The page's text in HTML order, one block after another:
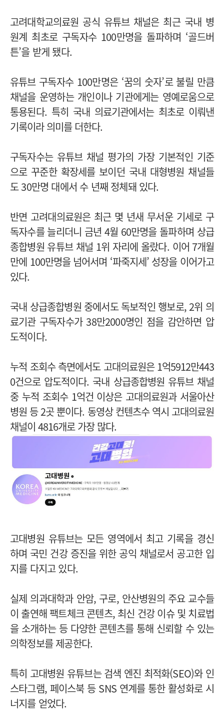
고려대학교의료원 공식 유튜브 채널은 최근 국내 병
원계 최초로 구독자수 100만명을 돌파하며 ‘골드버
튼’을 받게 됐다.
유튜브 구독자수 100만명은 ‘꿈의 숫자’로 불릴 만큼
채널을 운영하는 개인이나 기관에게는 영예로움으로
통용된다. 특히 국내 의료기관에서는 최초로 이뤄낸
기록이라 의미를 더한다.
구독자수는 유튜브 채널 평가의 가장 기본적인 기준
으로 꾸준한 확장세를 보이던 국내 대형병원 채널들
도 30만명 대에서 수 년째 정체돼 있다.
반면 고려대의료원은 최근 몇 년새 무서운 기세로 구
독자수를 늘리더니 금년 4월 60만명을 돌파하며 상급
종합병원 유튜브 채널 1위 자리에 올랐다. 이어 7개월
만에 100만명을 넘어서며 ‘파죽지세’ 성장을 이어가고
있다.
국내 상급종합병원 중에서도 독보적인 행보로, 2위 의
료기관 구독자수가 38만2000명인 점을 감안하면 압
도적이다.
누적 조회수 측면에서도 고대의료원은 1억5912만443
0건으로 압도적이다. 국내 상급종합병원 유튜브 채널
중 누적 조회수 1억건 이상은 고대의료원과 서울아산
병원 등 2곳 뿐이다. 동영상 컨텐츠수 역시 고대의료원
채널이 4816개로 가장 많다.
고대병원 유튜브는 모든 영역에서 최고 기록을 경신
하며 국민 건강 증진을 위한 공익 채널로서 공고한 입
지를 다지고 있다.
실제 의과대학과 안암, 구로, 안산병원의 주요 교수들
이 출연해 팩트체크 콘텐츠, 최신 건강 이슈 및 치료법
을 소개하는 등 다양한 콘텐츠를 통해 신뢰할 수 있는
의학정보를 제공한다.
특히 고대병원 유튜브는 검색 엔진 최적화(SEO)와 인
스타그램, 페이스북 등 SNS 연계를 통한 활성화로 시
너지를 얻었다.